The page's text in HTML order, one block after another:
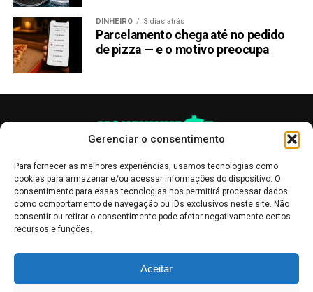
Gerenciar o consentimento
Para fornecer as melhores experiências, usamos tecnologias como
cookies para armazenar e/ou acessar informações do dispositivo. O
consentimento para essas tecnologias nos permitirá processar dados
como comportamento de navegação ou IDs exclusivos neste site. Não
consentir ou retirar o consentimento pode afetar negativamente certos
recursos e funções.
Aceitar
DINHEIRO 3 dias atrás
Parcelamento chega até no pedido
de pizza — e o motivo preocupa
informativo, servindo como boletins de divulgação, e não devem ser
interpretadas como recomendações de investimento.Leia mais